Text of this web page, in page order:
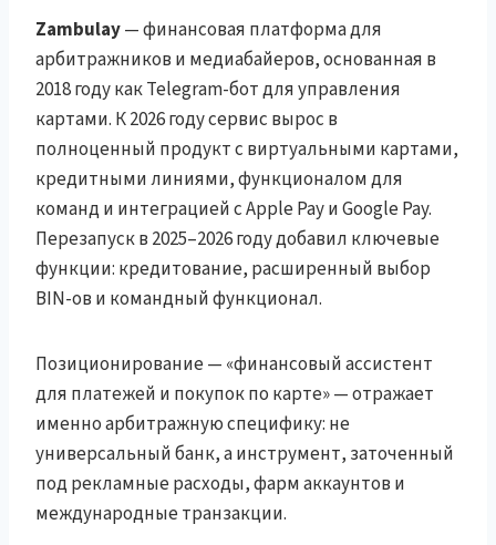
Zambulay— финансовая платформа для
арбитражников и медиабайеров, основанная в
2018 году как Telegram-бот для управления
картами. К 2026 году сервис вырос в
полноценный продукт с виртуальными картами,
кредитными линиями, функционалом для
команд и интеграцией с Apple Pay и Google Pay.
Перезапуск в 2025–2026 году добавил ключевые
функции: кредитование, расширенный выбор
BIN-ов и командный функционал.
Позиционирование — «финансовый ассистент
для платежей и покупок по карте» — отражает
именно арбитражную специфику: не
универсальный банк, а инструмент, заточенный
под рекламные расходы, фарм аккаунтов и
международные транзакции.